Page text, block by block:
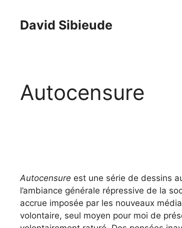
contenuDavid Sibieude
Autocensure
Autocensure est une série de dessins
l’ambiance générale répressive de la
accrue imposée par les nouveaux
volontaire, seul moyen pour moi de